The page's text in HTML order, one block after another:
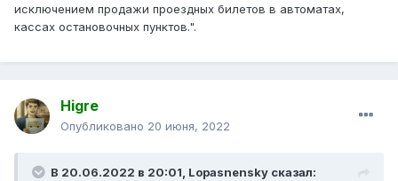
исключением продажи проездных билетов в автоматах,
кассах остановочных пунктов.".
Higre
Опубликовано 20 июня, 2022
В 20.06.2022 в 20:01, Lopasnensky сказал: